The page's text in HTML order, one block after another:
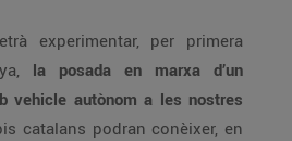
experimentar, per primera
la posada en marxa d’un
vehicle autònom a les nostres
catalans podran conèixer, en